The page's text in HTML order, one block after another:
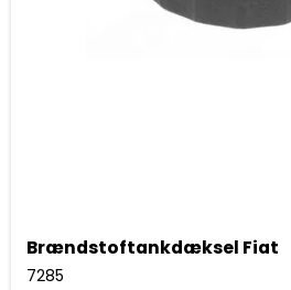
Brændstoftankdæksel Fiat
7285